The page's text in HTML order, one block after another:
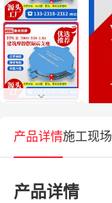
产品详情施工现场
产品详情